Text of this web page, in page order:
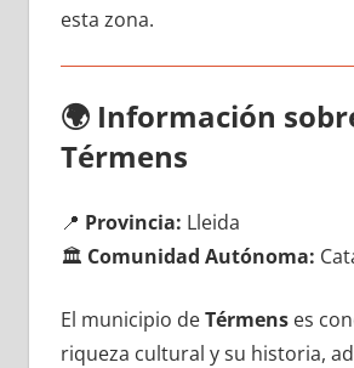
esta zona.
🌍 Información
Térmens
📍 Provincia: Lleida
🏛️ Comunidad Autónoma:
El municipio dеTérmenses
riqueza cultural у su historia,